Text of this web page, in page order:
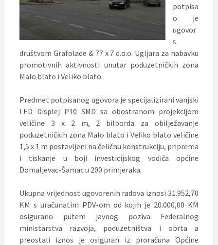
potpisa
o je
ugovor
s
društvom Grafolade & 77 x 7 d.o.o. Ugljara za nabavku
promotivnih aktivnosti unutar poduzetničkih zona
Malo blato i Veliko blato.
Predmet potpisanog ugovora je specijalizirani vanjski
LED Displej P10 SMD sa obostranom projekcijom
veličine 3 x 2 m, 2 bilborda za obilježavanje
poduzetničkih zona Malo blato i Veliko blato veličine
1,5 x 1 m postavljeni na čeličnu konstrukciju, priprema
i tiskanje u boji investicijskog vodiča općine
Domaljevac-Šamac u 200 primjeraka.
Ukupna vrijednost ugovorenih radova iznosi 31.952,70
KM s uračunatim PDV-om od kojih je 20.000,00 KM
osigurano putem javnog poziva Federalnog
ministarstva razvoja, poduzetništva i obrta a
preostali iznos je osiguran iz proračuna Općine